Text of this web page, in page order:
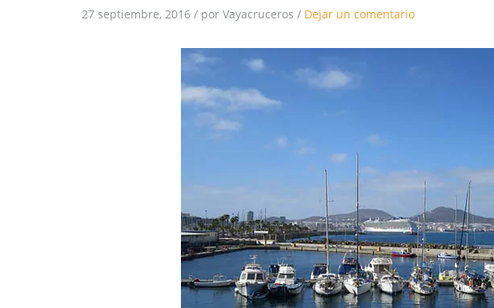
27 septiembre, 2016 / por Vayacruceros / Dejar un comentario